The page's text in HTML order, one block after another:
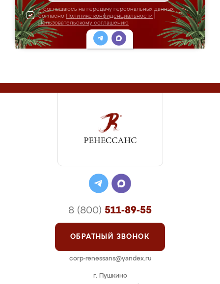
Я соглашаюсь на передачу персональных данных
согласно Политике конфиденциальности
Пользовательскому соглашению
г. Пушкино
8 (800) 511-89-55
ОБРАТНЫЙ ЗВОНОК
corp-renessans@yandex.ru